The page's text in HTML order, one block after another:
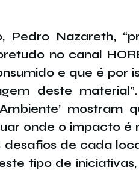
Pedro Nazareth,
no canal
e que é por
deste
mostram
onde o impacto é
de cada
tipo de